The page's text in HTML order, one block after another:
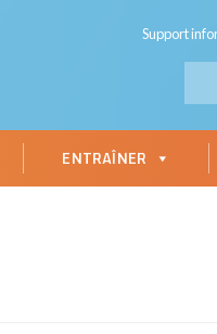
Support
ENTRAÎNER